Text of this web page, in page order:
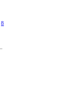
8